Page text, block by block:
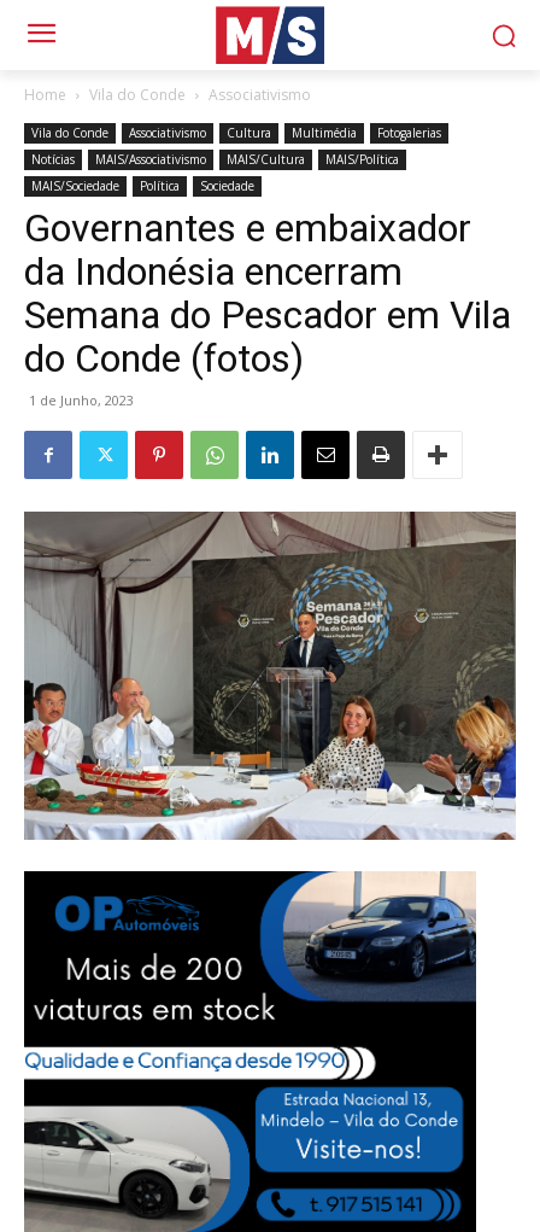
Home Vila do Conde Associativismo
Vila do Conde Associativismo Cultura Multimédia
Fotogalerias
Notícias
MAIS/Associativismo MAIS/Cultura
MAIS/Política
MAIS/Sociedade
Política Sociedade
Governantes e embaixador
da Indonésia encerram
Semana do Pescador em Vila
do Conde (fotos)
1 de Junho, 2023